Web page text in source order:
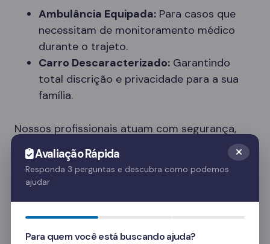
Ambulância Equipada: Para casos que
necessitam de monitoramento médico
durante o trajeto.
Carro Descaracterizado: Garantindo
total discrição e privacidade para a sua
família.
Nossos profissionais atuam com segurança,
respeito e dignidade, entendendo a
sensibilidade do momento.
Cada paciente tem necessidades únicas. Nossa
rede em Portão oferece diferentes tipos de
Avaliação Rápida
Responda 3 perguntas e descubra como podemos
ajudar
Para quem você está buscando ajuda?